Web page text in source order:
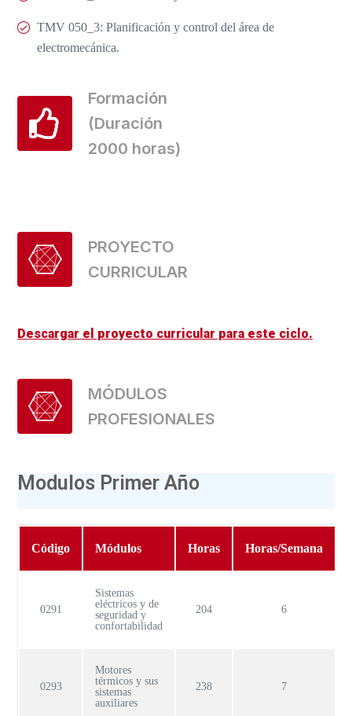
TMV 050_3: Planificación y control del área de
electromecánica.
Formación
(Duración
2000 horas)
PROYECTO
CURRICULAR
Descargar el proyecto curricular para este ciclo.
MÓDULOS
PROFESIONALES
Modulos Primer Año
Código Módulos Horas Horas/Semana
0291
Sistemas
eléctricos y de
seguridad y
confortabilidad
204 6
0293
Motores
térmicos y sus
sistemas
auxiliares
238 7